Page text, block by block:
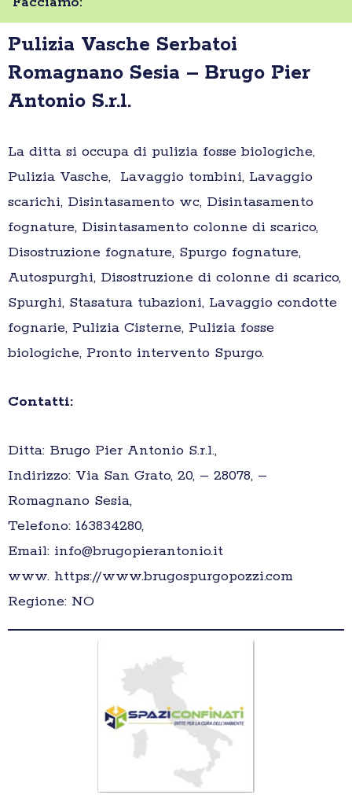
Pulizia Vasche Serbatoi
Romagnano Sesia – Brugo Pier
Antonio S.r.l.
La ditta si occupa di pulizia fosse biologiche,
Pulizia Vasche, Lavaggio tombini, Lavaggio
scarichi, Disintasamento wc, Disintasamento
fognature, Disintasamento colonne di scarico,
Disostruzione fognature, Spurgo fognature,
Autospurghi, Disostruzione di colonne di scarico,
Spurghi, Stasatura tubazioni, Lavaggio condotte
fognarie, Pulizia Cisterne, Pulizia fosse
biologiche, Pronto intervento Spurgo.
Contatti:
Ditta: Brugo Pier Antonio S.r.l.,
Indirizzo: Via San Grato, 20, – 28078, –
Romagnano Sesia,
Telefono: 163834280,
Email: info@brugopierantonio.it
www. https://www.brugospurgopozzi.com
Regione: NO